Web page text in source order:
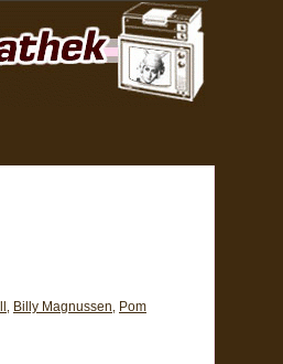
Billy Magnussen
Pom